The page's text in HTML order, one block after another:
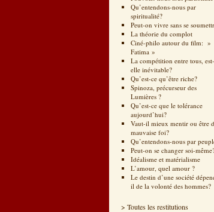
Qu’entendons-nous par
spiritualité?
Peut-on vivre sans se
La théorie du complot
Ciné-philo autour du film: »
Fatima »
La compétition entre tous, est-
elle inévitable?
Qu’est-ce qu’être riche?
Spinoza, précurseur des
Lumières ?
Qu’est-ce que le tolérance
aujourd’hui?
Vaut-il mieux mentir ou être
mauvaise foi?
Qu’entendons-nous par
Peut-on se changer soi-
Idéalisme et matérialisme
L’amour, quel amour ?
Le destin d’une société
il de la volonté des hommes?
> Toutes les restitutions